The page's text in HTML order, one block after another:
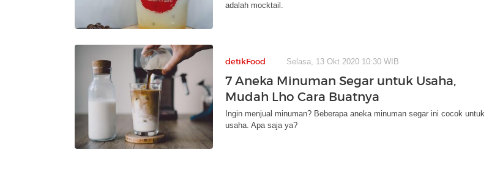
adalah mocktail.
detikFood Selasa, 13 Okt 2020 10:30 WIB
7 Aneka Minuman Segar untuk Usaha,
Mudah Lho Cara Buatnya
Ingin menjual minuman? Beberapa aneka minuman segar ini cocok untuk
usaha. Apa saja ya?